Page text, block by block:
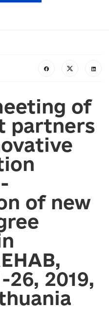
of
partners
of new
26, 2019,